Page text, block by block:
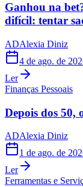
Ganhou na
difícil: tentar
ADAlexia Diniz
4 de ago. de
Ler
Finanças Pessoais
Depois dos
ADAlexia Diniz
1 de ago. de
Ler
Ferramentas e